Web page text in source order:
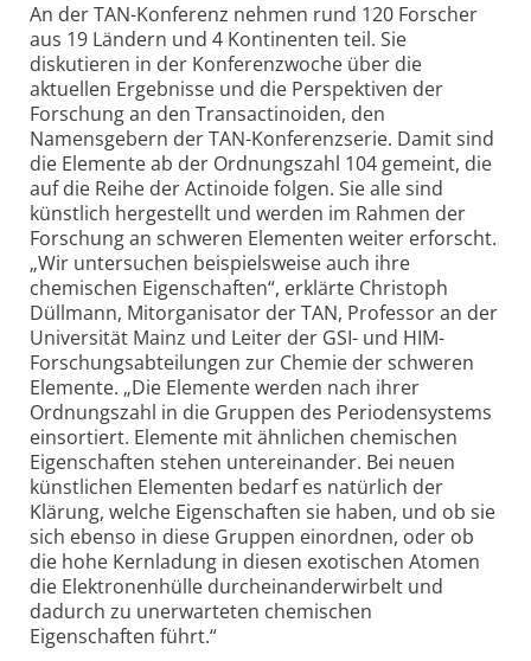
An der TAN-Konferenz nehmen rund 120 Forscher
aus 19 Ländern und 4 Kontinenten teil. Sie
diskutieren in der Konferenzwoche über die
aktuellen Ergebnisse und die Perspektiven der
Forschung an den Transactinoiden, den
Namensgebern der TAN-Konferenzserie. Damit sind
die Elemente ab der Ordnungszahl 104 gemeint, die
auf die Reihe der Actinoide folgen. Sie alle sind
künstlich hergestellt und werden im Rahmen der
Forschung an schweren Elementen weiter erforscht.
„Wir untersuchen beispielsweise auch ihre
chemischen Eigenschaften“, erklärte Christoph
Düllmann, Mitorganisator der TAN, Professor an der
Universität Mainz und Leiter der GSI- und HIM-
Forschungsabteilungen zur Chemie der schweren
Elemente. „Die Elemente werden nach ihrer
Ordnungszahl in die Gruppen des Periodensystems
einsortiert. Elemente mit ähnlichen chemischen
Eigenschaften stehen untereinander. Bei neuen
künstlichen Elementen bedarf es natürlich der
Klärung, welche Eigenschaften sie haben, und ob sie
sich ebenso in diese Gruppen einordnen, oder ob
die hohe Kernladung in diesen exotischen Atomen
die Elektronenhülle durcheinanderwirbelt und
dadurch zu unerwarteten chemischen
Eigenschaften führt.“